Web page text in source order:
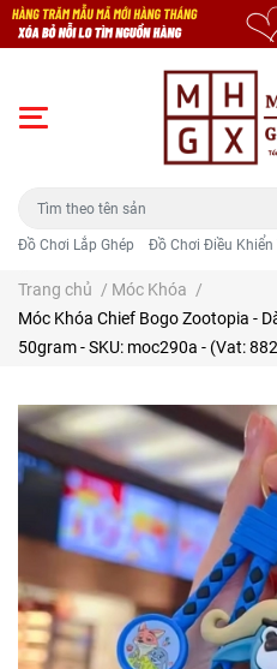
Đồ Chơi Lắp Ghép Đồ Chơi Điều Khiển
Trang chủ / Móc Khóa /
Móc Khóa Chief Bogo Zootopia -
50gram - SKU: moc290a - (Vat: